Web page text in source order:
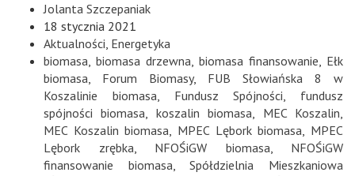
Jolanta Szczepaniak
18 stycznia 2021
Aktualności, Energetyka
biomasa, biomasa drzewna, biomasa finansowanie, Ełk
biomasa, Forum Biomasy, FUB Słowiańska 8 w
Koszalinie biomasa, Fundusz Spójności, fundusz
spójności biomasa, koszalin biomasa, MEC Koszalin,
MEC Koszalin biomasa, MPEC Lębork biomasa, MPEC
Lębork zrębka, NFOŚiGW biomasa, NFOŚiGW
finansowanie biomasa,Spółdzielnia Mieszkaniowa